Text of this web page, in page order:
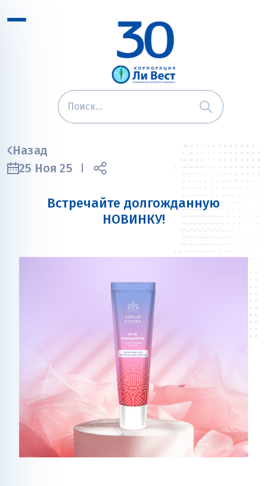
Назад
25 Ноя 25
Встречайте долгожданную
НОВИНКУ!